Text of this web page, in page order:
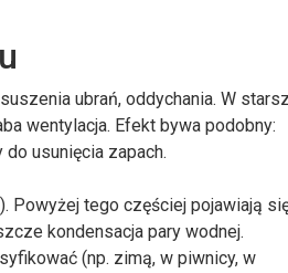
ubrań, oddychania. W
wentylacja. Efekt bywa podobny:
usunięcia zapach.
Powyżej tego częściej pojawiają
kondensacja pary wodnej.
(np. zimą, w piwnicy, w